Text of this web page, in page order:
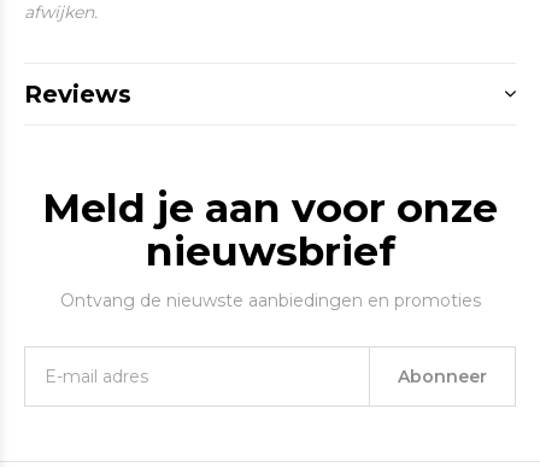
afwijken.
Reviews
Meld je aan voor onze
nieuwsbrief
Ontvang de nieuwste aanbiedingen en promoties
Abonneer